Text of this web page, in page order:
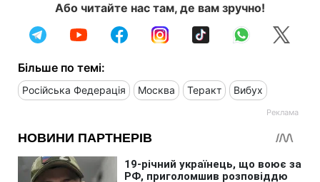
Або читайте нас там, де вам зручно!
Більше по темі:
Російська Федерація Москва Теракт Вибух